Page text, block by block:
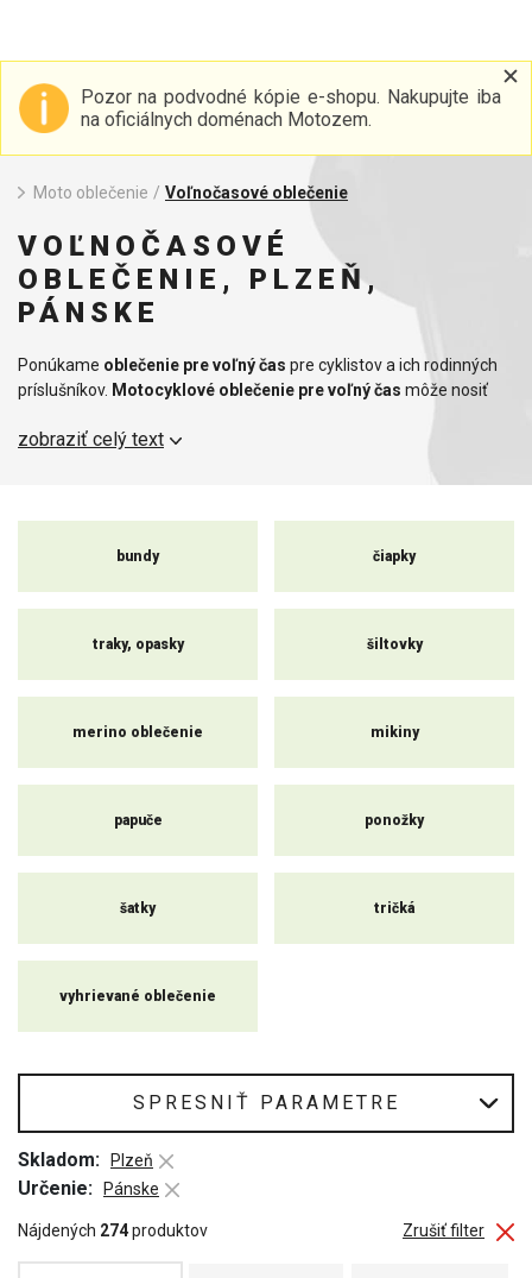
Pozor na podvodné kópie e-shopu. Nakupujte iba
na oficiálnych doménach Motozem.
Moto oblečenie / Voľnočasové oblečenie
VOĽNOČASOVÉ
OBLEČENIE, PLZEŇ,
PÁNSKE
Ponúkame oblečenie pre voľný čas pre cyklistov a ich rodinných
príslušníkov. Motocyklové oblečenie pre voľný čas môže nosiť
búnd, spodného prádla, ponožiek,
ktoré je na zimu nevyhnutnou výbavou. V chladnejšom počasí
zobraziť celý text
bundy čiapky
traky, opasky šiltovky
merino oblečenie mikiny
papuče ponožky
šatky tričká
vyhrievané oblečenie
SPRESNIŤ PARAMETRE
Skladom: Plzeň
Určenie: Pánske
Zrušiť filter
Nájdených 274produktov